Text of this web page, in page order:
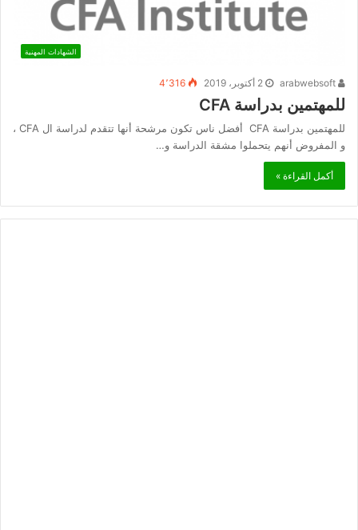
الشهادات المهنية
2 أكتوبر، 2019 4٬316
للمهتمين بدراسة CFA
للمهتمين بدراسة CFA أفضل ناس تكون مرشحة أنها تتقدم لدراسة ال CFA ،
و المفروض أنهم يتحملوا مشقة الدراسة و…
أكمل القراءة »